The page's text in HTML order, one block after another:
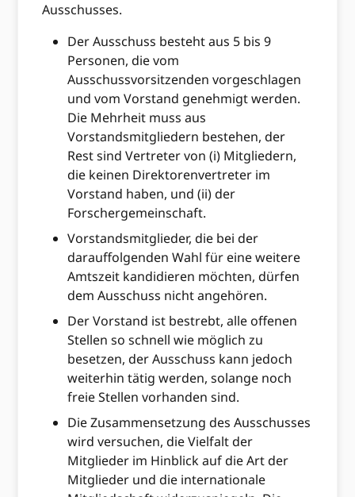
Ausschusses.
Der Ausschuss besteht aus 5 bis 9
Personen, die vom
Ausschussvorsitzenden vorgeschlagen
und vom Vorstand genehmigt werden.
Die Mehrheit muss aus
Vorstandsmitgliedern bestehen, der
Rest sind Vertreter von (i) Mitgliedern,
die keinen Direktorenvertreter im
Vorstand haben, und (ii) der
Forschergemeinschaft.
Vorstandsmitglieder, die bei der
darauffolgenden Wahl für eine weitere
Amtszeit kandidieren möchten, dürfen
dem Ausschuss nicht angehören.
Der Vorstand ist bestrebt, alle offenen
Stellen so schnell wie möglich zu
besetzen, der Ausschuss kann jedoch
weiterhin tätig werden, solange noch
freie Stellen vorhanden sind.
Die Zusammensetzung des Ausschusses
wird versuchen, die Vielfalt der
Mitglieder im Hinblick auf die Art der
Mitglieder und die internationale